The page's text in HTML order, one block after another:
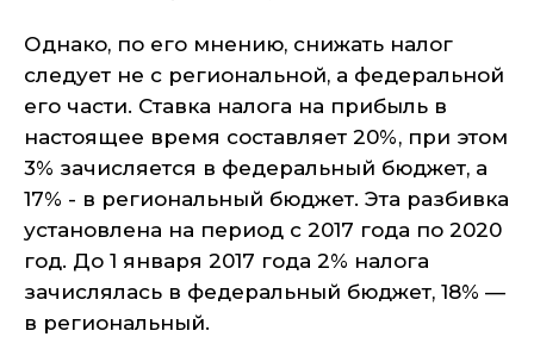
Однако, по его мнению, снижать налог
следует не с региональной, а федеральной
его части. Ставка налога на прибыль в
настоящее время составляет 20%, при этом
3% зачисляется в федеральный бюджет, а
17% - в региональный бюджет. Эта разбивка
установлена на период с 2017 года по 2020
год. До 1 января 2017 года 2% налога
зачислялась в федеральный бюджет, 18% —
в региональный.